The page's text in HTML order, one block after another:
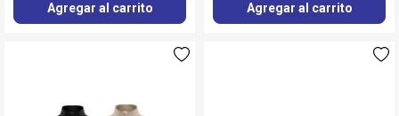
Agregar al carrito Agregar al carrito